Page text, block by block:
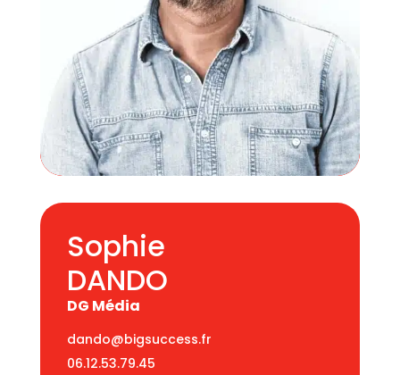
Sophie
DANDO
DG Média
dando@bigsuccess.fr
06.12.53.79.45